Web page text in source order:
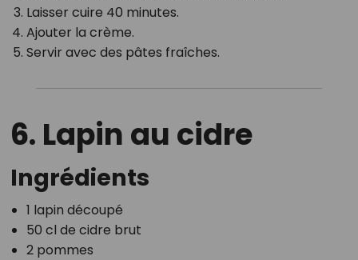
Laisser cuire 40 minutes.
Ajouter la crème.
Servir avec des pâtes fraîches.
6. Lapin au cidre
Ingrédients
1 lapin découpé
50 cl de cidre brut
2 pommes